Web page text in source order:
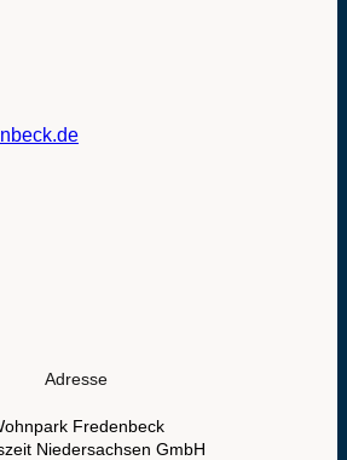
Adresse
Fredenbeck
Niedersachsen GmbH